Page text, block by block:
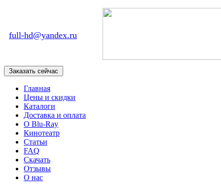
full-hd@yandex.ru
Главная
Цены и скидки
Каталоги
Доставка и оплата
О Blu-Ray
Кинотеатр
Статьи
FAQ
Скачать
Отзывы
О нас